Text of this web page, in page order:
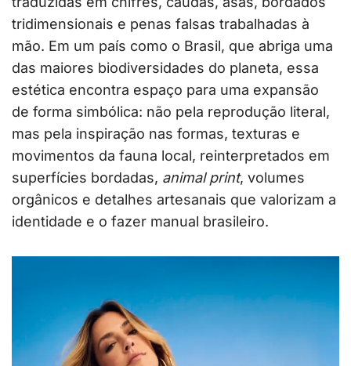
tridimensionais e penas falsas trabalhadas à
mão. Em um país como o Brasil, que abriga uma
das maiores biodiversidades do planeta, essa
estética encontra espaço para uma expansão
de forma simbólica: não pela reprodução literal,
mas pela inspiração nas formas, texturas e
movimentos da fauna local, reinterpretados em
superfícies bordadas, animal print, volumes
orgânicos e detalhes artesanais que valorizam a
identidade e o fazer manual brasileiro.